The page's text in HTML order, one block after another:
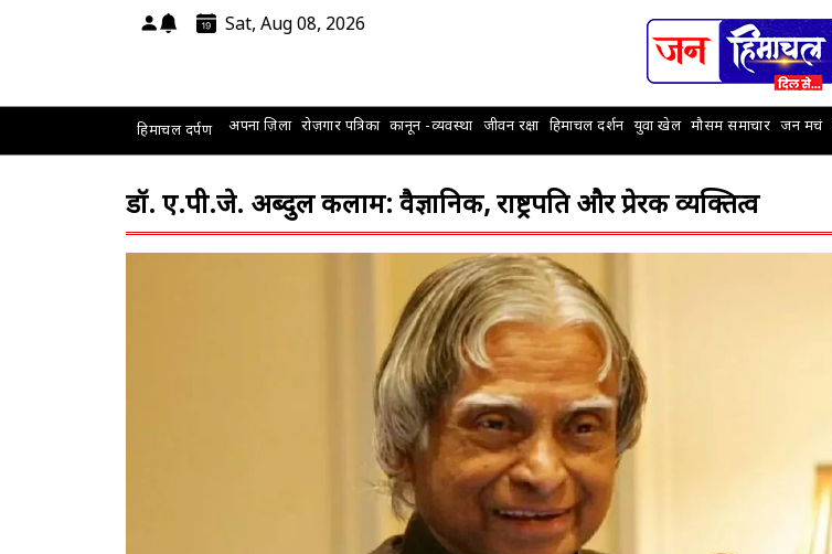
Sat, Aug 08, 2026
हिमाचल दर्पण अपना ज़िला रोज़गार पत्रिका कानून -व्यवस्था जीवन रक्षा हिमाचल दर्शन युवा खेल मौसम समाचार जन मचं
डॉ. ए.पी.जे. अब्दुल कलाम: वैज्ञानिक, राष्ट्रपति और प्रेरक व्यक्तित्व